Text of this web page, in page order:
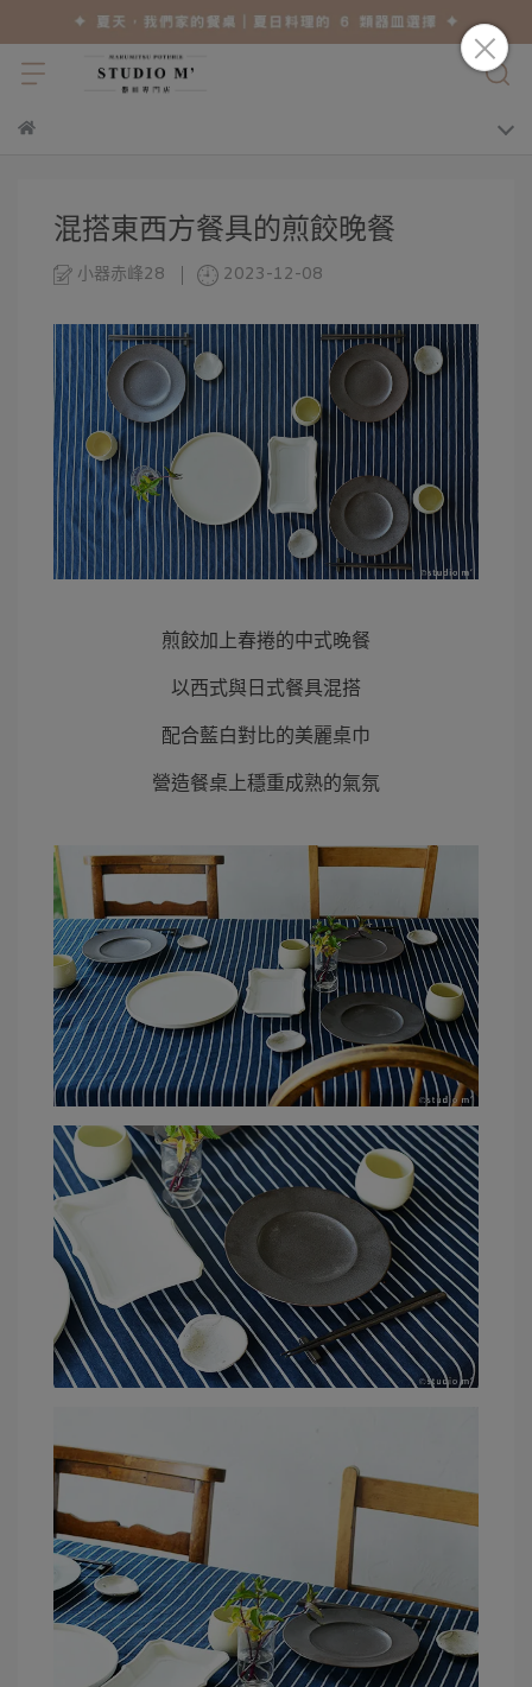
混搭東西方餐具的煎餃晚餐
小器赤峰28 2023-12-08
煎餃加上春捲的中式晚餐
以西式與日式餐具混搭
配合藍白對比的美麗桌巾
營造餐桌上穩重成熟的氣氛